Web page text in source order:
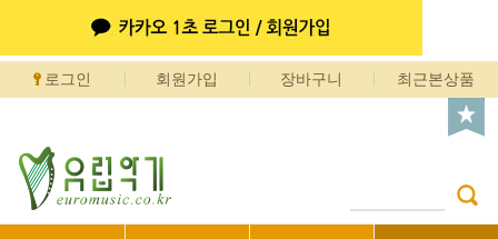
로그인 회원가입 장바구니 최근본상품